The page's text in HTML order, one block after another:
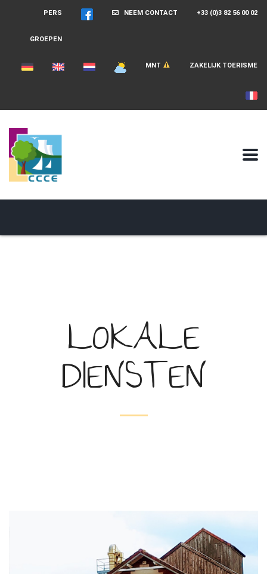
+33 (0)3 82 56 00 02
NEEM CONTACT
PERS
GROEPEN
ZAKELIJK TOERISME
MNT
LOKALE
DIENSTEN